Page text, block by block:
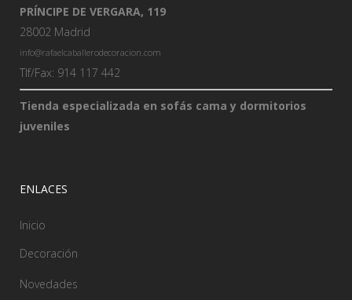
PRÍNCIPE DE VERGARA, 119
28002 Madrid
info@rafaelcaballerodecoracion.com
Tlf/Fax: 914 117 442
Tienda especializada en sofás cama y dormitorios
juveniles
ENLACES
Inicio
Decoración
Novedades